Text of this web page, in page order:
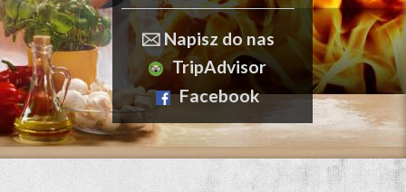
🖂 Napisz do nas
TripAdvisor
Facebook